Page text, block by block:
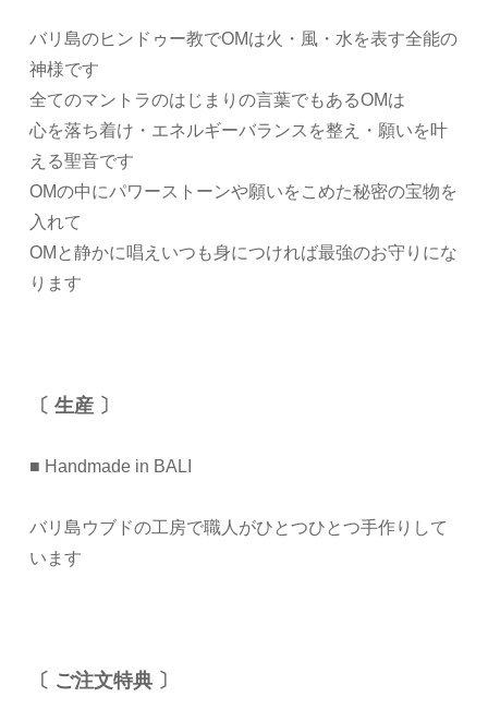
バリ島のヒンドゥー教でOMは火・風・水を表す全能の
神様です
全てのマントラのはじまりの言葉でもあるOMは
心を落ち着け・エネルギーバランスを整え・願いを叶
える聖音です
OMの中にパワーストーンや願いをこめた秘密の宝物を
入れて
OMと静かに唱えいつも身につければ最強のお守りにな
ります
〔 生産 〕
■ Handmade in BALI
バリ島ウブドの工房で職人がひとつひとつ手作りして
います
〔 ご注文特典 〕